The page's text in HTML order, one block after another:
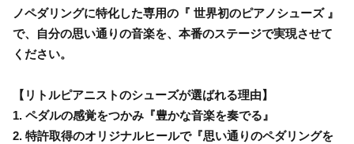
ノペダリングに特化した専用の『 世界初のピアノシューズ 』
で、自分の思い通りの音楽を、本番のステージで実現させて
ください。
【リトルピアニストのシューズが選ばれる理由】
1. ペダルの感覚をつかみ『豊かな音楽を奏でる』
2. 特許取得のオリジナルヒールで『思い通りのペダリングを